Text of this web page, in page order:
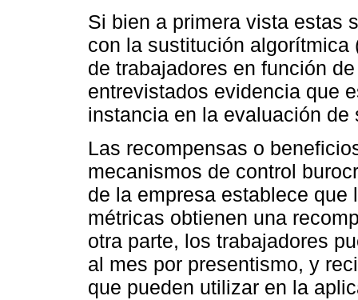
Si bien a primera vista estas
con la sustitución
de trabajadores en función
entrevistados evidencia que
instancia en la evaluación
Las recompensas o
mecanismos de control
de la empresa establece
métricas obtienen una
otra parte, los trabajadores
al mes por presentismo, y
que pueden utilizar en la